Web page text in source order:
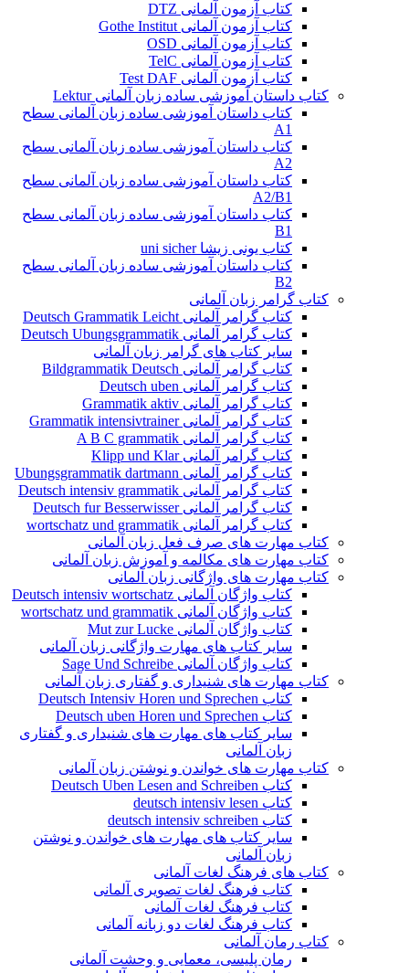
کتاب آزمون آلمانی DTZ
کتاب آزمون آلمانی Gothe Institut
کتاب آزمون آلمانی OSD
کتاب آزمون آلمانی TelC
کتاب آزمون آلمانی Test DAF
کتاب داستان آموزشی ساده زبان آلمانی Lektur
کتاب داستان آموزشی ساده زبان آلمانی سطح
A1
کتاب داستان آموزشی ساده زبان آلمانی سطح
A2
کتاب داستان آموزشی ساده زبان آلمانی سطح
A2/B1
کتاب داستان آموزشی ساده زبان آلمانی سطح
B1
کتاب یونی زیشا uni sicher
کتاب داستان آموزشی ساده زبان آلمانی سطح
B2
کتاب گرامر زبان آلمانی
کتاب گرامر آلمانی Deutsch Grammatik Leicht
کتاب گرامر آلمانی Deutsch Ubungsgrammatik
سایر کتاب های گرامر زبان آلمانی
کتاب گرامر آلمانی Bildgrammatik Deutsch
کتاب گرامر آلمانی Deutsch uben
کتاب گرامر آلمانی Grammatik aktiv
کتاب گرامر آلمانی Grammatik intensivtrainer
کتاب گرامر آلمانی A B C grammatik
کتاب گرامر آلمانی Klipp und Klar
کتاب گرامر آلمانی Ubungsgrammatik dartmann
کتاب گرامر آلمانی Deutsch intensiv grammatik
کتاب گرامر آلمانی Deutsch fur Besserwisser
کتاب گرامر آلمانی wortschatz und grammatik
کتاب مهارت های صرف فعل زبان آلمانی
کتاب مهارت های مکالمه و آموزش زبان آلمانی
کتاب مهارت های واژگانی زبان آلمانی
کتاب واژگان آلمانی Deutsch intensiv wortschatz
کتاب واژگان آلمانی wortschatz und grammatik
کتاب واژگان آلمانی Mut zur Lucke
سایر کتاب های مهارت واژگانی زبان آلمانی
کتاب واژگان آلمانی Sage Und Schreibe
کتاب مهارت های شنیداری و گفتاری زبان آلمانی
کتاب Deutsch Intensiv Horen und Sprechen
کتاب Deutsch uben Horen und Sprechen
سایر کتاب های مهارت های شنیداری و گفتاری
زبان آلمانی
کتاب مهارت های خواندن و نوشتن زبان آلمانی
کتاب Deutsch Uben Lesen and Schreiben
کتاب deutsch intensiv lesen
کتاب deutsch intensiv schreiben
سایر کتاب های مهارت های خواندن و نوشتن
زبان آلمانی
کتاب های فرهنگ لغات آلمانی
کتاب فرهنگ لغات تصویری آلمانی
کتاب فرهنگ لغات آلمانی
کتاب فرهنگ لغات دو زبانه آلمانی
کتاب رمان آلمانی
رمان پلیسی، معمایی و وحشت آلمانی